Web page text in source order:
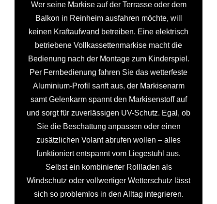
Wer seine Markise auf der Terrasse oder dem
Balkon in Reinheim ausfahren möchte, will
keinen Kraftaufwand betreiben. Eine elektrisch
betriebene Vollkassettenmarkise macht die
Bedienung nach der Montage zum Kinderspiel.
Per Fernbedienung fahren Sie das wetterfeste
Aluminium-Profil sanft aus, der Markisenarm
samt Gelenkarm spannt den Markisenstoff auf
und sorgt für zuverlässigen UV-Schutz. Egal, ob
Sie die Beschattung anpassen oder einen
zusätzlichen Volant abrufen wollen – alles
funktioniert entspannt vom Liegestuhl aus.
Selbst ein kombinierter Rollladen als
Windschutz oder vollwertiger Wetterschutz lässt
sich so problemlos in den Alltag integrieren.